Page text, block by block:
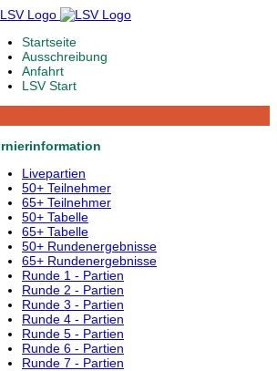
Startseite
Ausschreibung
Anfahrt
LSV Start
Livepartien
50+ Teilnehmer
65+ Teilnehmer
50+ Tabelle
65+ Tabelle
50+ Rundenergebnisse
65+ Rundenergebnisse
Runde 1 - Partien
Runde 2 - Partien
Runde 3 - Partien
Runde 4 - Partien
Runde 5 - Partien
Runde 6 - Partien
Runde 7 - Partien